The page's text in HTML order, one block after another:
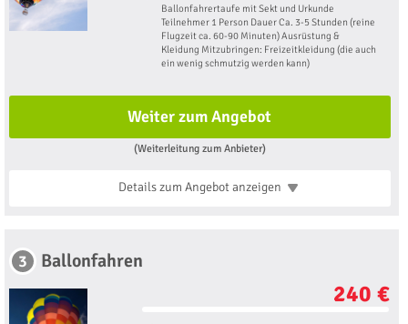
Ballonfahrertaufe mit Sekt und Urkunde
Teilnehmer 1 Person Dauer Ca. 3-5 Stunden (reine
Flugzeit ca. 60-90 Minuten) Ausrüstung &
Kleidung Mitzubringen: Freizeitkleidung (die auch
ein wenig schmutzig werden kann)
Weiter zum Angebot
(Weiterleitung zum Anbieter)
Details zum Angebotanzeigen
3 Ballonfahren
240 €